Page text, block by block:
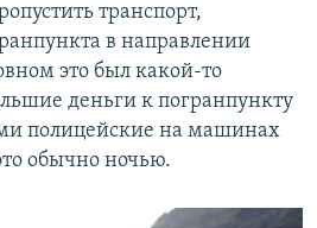
транспорт,
в направлении
это был какой-то
деньги к погранпункту
полицейские на машинах
обычно ночью.